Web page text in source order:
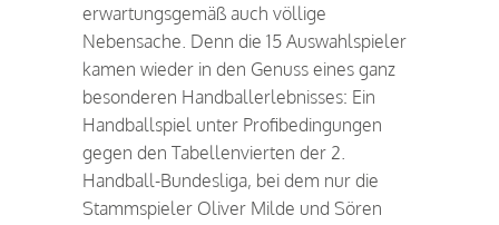
erwartungsgemäß auch völlige
Nebensache. Denn die 15 Auswahlspieler
kamen wieder in den Genuss eines ganz
besonderen Handballerlebnisses: Ein
Handballspiel unter Profibedingungen
gegen den Tabellenvierten der 2.
Handball-Bundesliga, bei dem nur die
Stammspieler Oliver Milde und Sören